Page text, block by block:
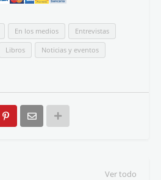
En los medios Entrevistas
Libros Noticias y eventos
Ver todo